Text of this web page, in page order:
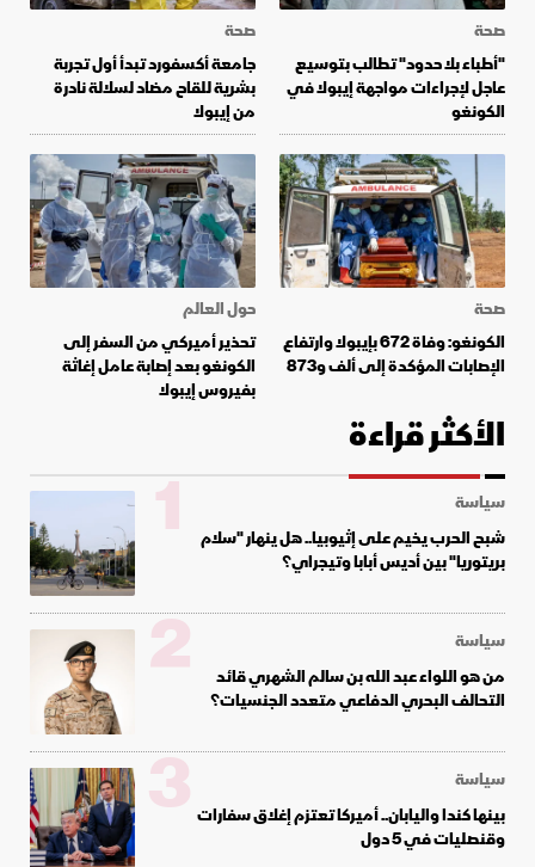
صحة
"أطباء بلا حدود" تطالب بتوسيع
عاجل لإجراءات مواجهة إيبولا في
الكونغو
صحة
جامعة أكسفورد تبدأ أول تجربة
بشرية للقاح مضاد لسلالة نادرة
من إيبولا
صحة
الكونغو: وفاة 672 بإيبولا وارتفاع
الإصابات المؤكدة إلى ألف و873
حول العالم
تحذير أميركي من السفر إلى
الكونغو بعد إصابة عامل إغاثة
بفيروس إيبولا
الأكثر قراءة
سياسة
شبح الحرب يخيم على إثيوبيا.. هل ينهار "سلام
بريتوريا" بين أديس أبابا وتيجراي؟
1
سياسة
من هو اللواء عبد الله بن سالم الشهري قائد
التحالف البحري الدفاعي متعدد الجنسيات؟
2
سياسة
بينها كندا واليابان.. أميركا تعتزم إغلاق سفارات
وقنصليات في 5 دول
3